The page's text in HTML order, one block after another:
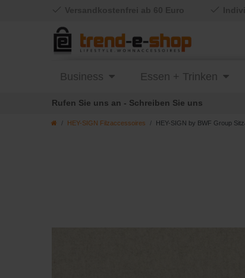
HEY-SIGN Filzaccessoires HEY-SIGN by BWF Group
Business Essen + Trinken
Rufen Sie uns an - Schreiben Sie uns